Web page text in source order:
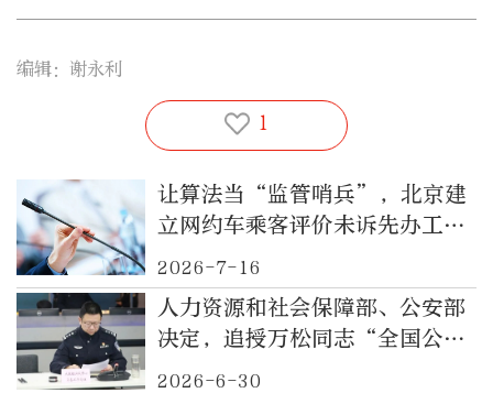
编辑：谢永利
1
让算法当“监管哨兵”，北京建
立网约车乘客评价未诉先办工作
机制，差评处置结果直达用户
2026-7-16
人力资源和社会保障部、公安部
决定，追授万松同志“全国公安
系统二级英雄模范”称号
2026-6-30